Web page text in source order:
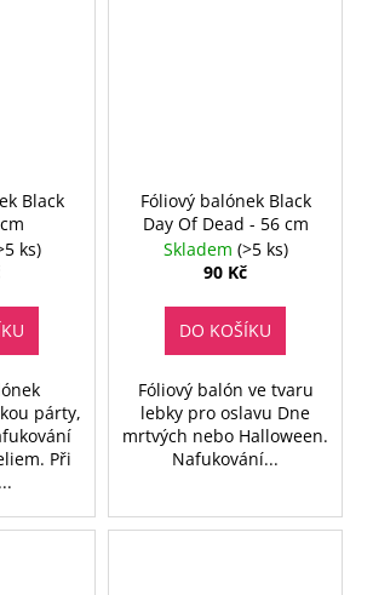
Black
ks)
párty,
Při
Fóliový balónek Black
Day Of Dead - 56 cm
Skladem (>5 ks)
90 Kč
DO KOŠÍKU
Fóliový balón ve tvaru
lebky pro oslavu Dne
mrtvých nebo Halloween.
Nafukování...